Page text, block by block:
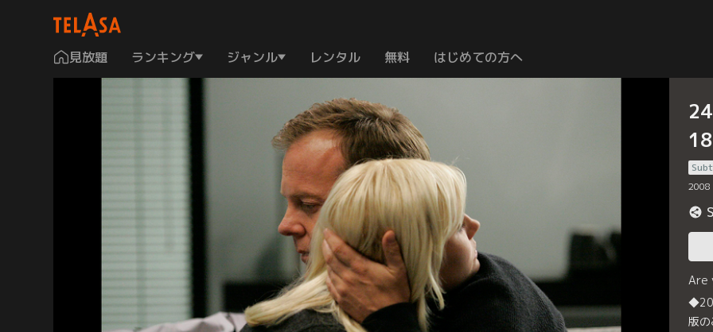
見放題 ランキング ジャンル レンタル 無料 はじめての方へ
2008
Are
版